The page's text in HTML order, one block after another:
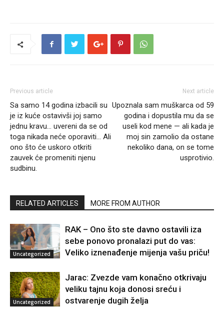
Previous article
Sa samo 14 godina izbacili su
je iz kuće ostavivši joj samo
jednu kravu… uvereni da se od
toga nikada neće oporaviti… Ali
ono što će uskoro otkriti
zauvek će promeniti njenu
sudbinu.
Next article
Upoznala sam muškarca od 59
godina i dopustila mu da se
useli kod mene — ali kada je
moj sin zamolio da ostane
nekoliko dana, on se tome
usprotivio.
RELATED ARTICLES MORE FROM AUTHOR
Uncategorized
RAK – Ono što ste davno ostavili iza
sebe ponovo pronalazi put do vas:
Veliko iznenađenje mijenja vašu priču!
Uncategorized
Jarac: Zvezde vam konačno otkrivaju
veliku tajnu koja donosi sreću i
ostvarenje dugih želja